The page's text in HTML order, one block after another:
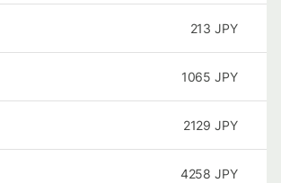
213 JPY
1065 JPY
2129 JPY
4258 JPY